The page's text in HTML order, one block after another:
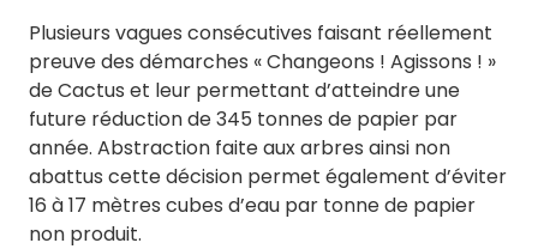
Plusieurs vagues consécutives faisant réellement
preuve des démarches « Changeons ! Agissons ! »
de Cactus et leur permettant d’atteindre une
future réduction de 345 tonnes de papier par
année. Abstraction faite aux arbres ainsi non
abattus cette décision permet également d’éviter
16 à 17 mètres cubes d’eau par tonne de papier
non produit.